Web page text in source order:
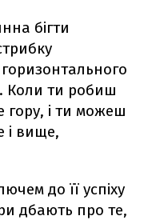
бігти
Коли ти робиш
гору, і ти можеш
і вище,
до її успіху
дбають про те,